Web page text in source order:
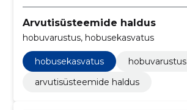
Arvutisüsteemide haldus
hobuvarustus, hobusekasvatus
hobusekasvatus
hobuvarustus
arvutisüsteemide haldus